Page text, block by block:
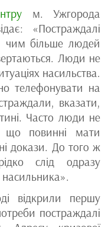
м. Ужгорода
«Постраждалі
чим більше людей
Люди не
насильства.
телефонувати на
вказати,
Часто люди не
що повинні мати
докази. До того ж
слід одразу
відкрили першу
постраждалі